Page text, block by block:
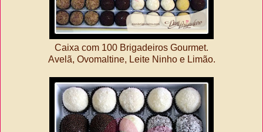
Caixa com 100 Brigadeiros Gourmet.
Avelã, Ovomaltine, Leite Ninho e Limão.